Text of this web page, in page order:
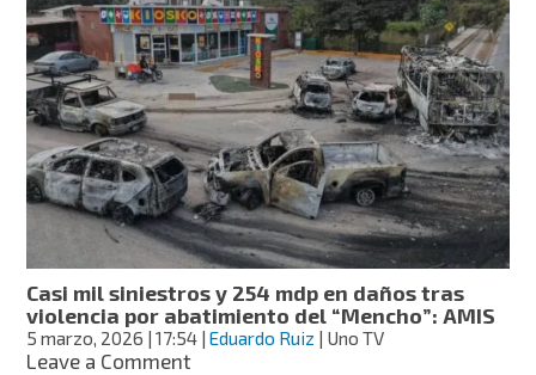
Kukulkán:
Jalisco
a
dos
semanas
del
“Mencho”
y
a
97
días
para
el
Mundial
2026
Casi mil siniestros y 254 mdp en daños tras
violencia por abatimiento del “Mencho”: AMIS
5 marzo, 2026 | 17:54 |Eduardo Ruiz | Uno TV
Leave a Commenton